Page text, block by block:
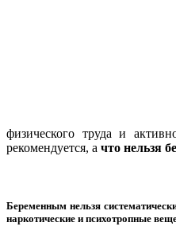
физического труда и
рекомендуется, а что нельзя
Беременным нельзя
наркотические и психотропные